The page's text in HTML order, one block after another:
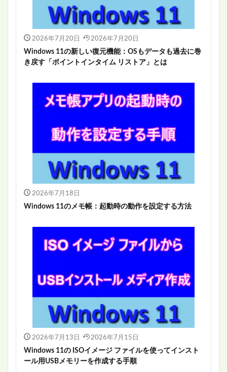
2026年7月20日 2026年7月20日
Windows 11の新しい復元機能：OSもデータも過去に巻
き戻す「ポイントインタイム リストア」とは
2026年7月18日
Windows 11のメモ帳：起動時の動作を設定する方法
2026年7月13日 2026年7月15日
Windows 11の ISOイメージ ファイルを使ってインスト
ール用USBメモリーを作成する手順